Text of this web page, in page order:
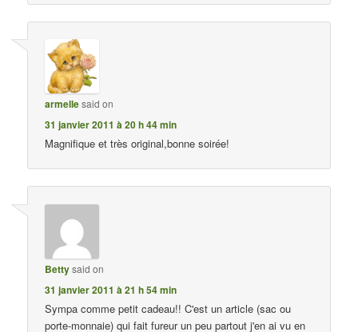
armellesaid on
31 janvier 2011 à 20 h 44 min
Magnifique et très original,bonne soirée!
Bettysaid on
31 janvier 2011 à 21 h 54 min
Sympa comme petit cadeau!! C'est un article (sac ou
porte-monnaie) qui fait fureur un peu partout j'en ai vu en